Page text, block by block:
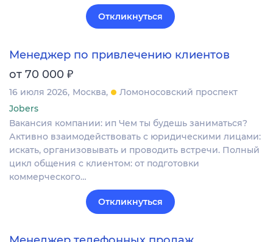
Откликнуться
Менеджер по привлечению клиентов
от 70 000 ₽
16 июля 2026 Москва
Ломоносовский проспект
Jobers
Вакансия компании: ип Чем ты будешь заниматься?
Активно взаимодействовать с юридическими лицами:
искать, организовывать и проводить встречи. Полный
цикл общения с клиентом: от подготовки
коммерческого…
Откликнуться